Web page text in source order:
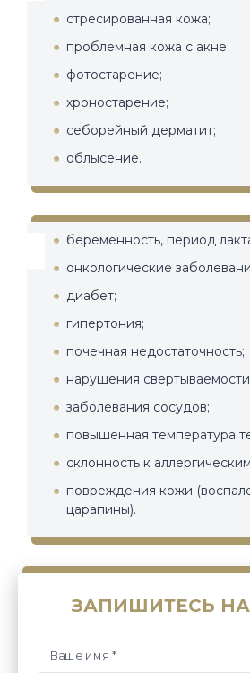
стресированная кожа;
проблемная кожа с акне;
фотостарение;
хроностарение;
себорейный дерматит;
облысение.
беременность, период
онкологические
диабет;
гипертония;
почечная недостаточность;
нарушения
заболевания сосудов;
повышенная температура
склонность к
повреждения кожи
царапины).
ЗАПИШИТЕСЬ